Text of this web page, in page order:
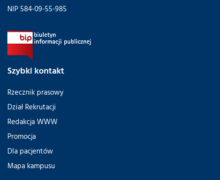
NIP 584-09-55-985
Szybki kontakt
Rzecznik prasowy
Dział Rekrutacji
Redakcja WWW
Promocja
Dla pacjentów
Mapa kampusu